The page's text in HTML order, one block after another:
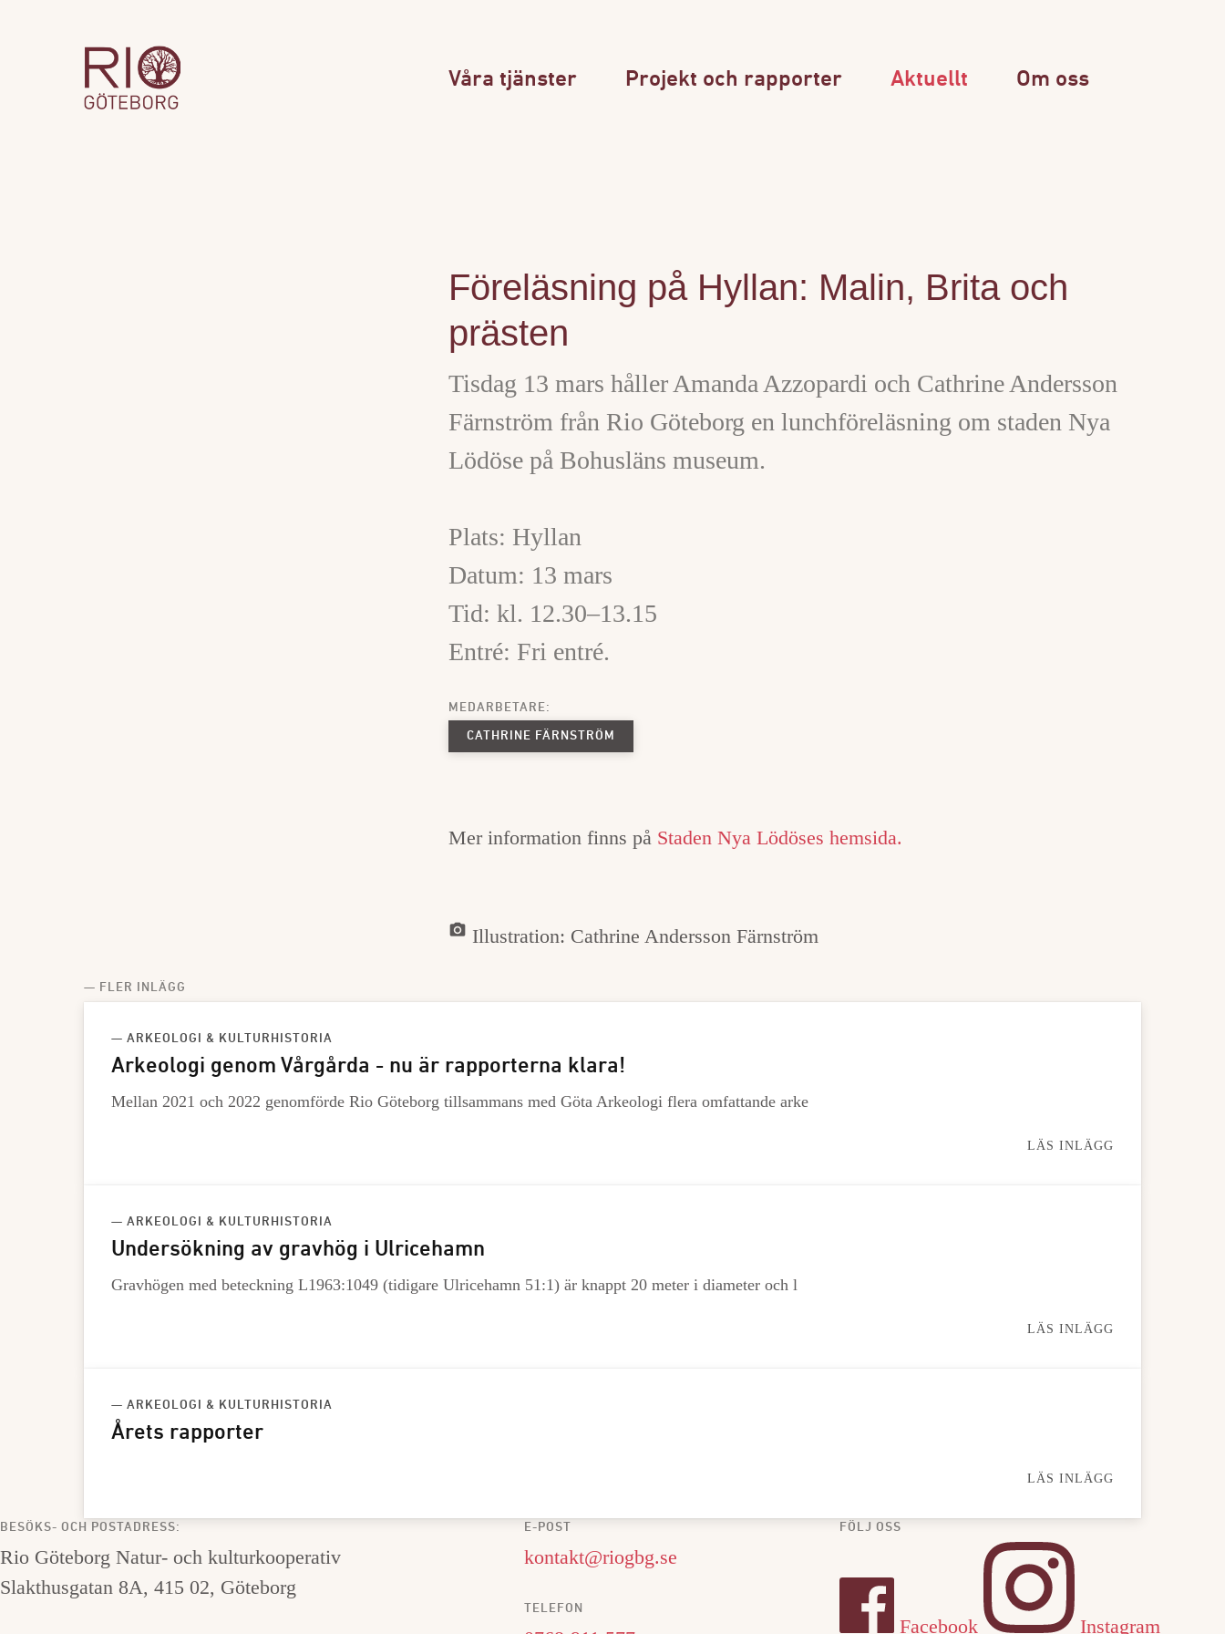
Våra tjänster Projekt och rapporter Aktuellt Om oss
Föreläsning på Hyllan: Malin, Brita och
prästen
Tisdag 13 mars håller Amanda Azzopardi och Cathrine Andersson
Färnström från Rio Göteborg en lunchföreläsning om staden Nya
Lödöse på Bohusläns museum.
Plats: Hyllan
Datum: 13 mars
Tid: kl. 12.30–13.15
Entré: Fri entré.
MEDARBETARE:
CATHRINE FÄRNSTRÖM
Mer information finns på Staden Nya Lödöses hemsida.
camera_alt Illustration: Cathrine Andersson Färnström
— FLER INLÄGG
— ARKEOLOGI & KULTURHISTORIA
Arkeologi genom Vårgårda - nu är rapporterna klara!
Mellan 2021 och 2022 genomförde Rio Göteborg tillsammans med Göta Arkeologi flera omfattande arke
LÄS INLÄGG
— ARKEOLOGI & KULTURHISTORIA
Undersökning av gravhög i Ulricehamn
Gravhögen med beteckning L1963:1049 (tidigare Ulricehamn 51:1) är knappt 20 meter i diameter och l
LÄS INLÄGG
— ARKEOLOGI & KULTURHISTORIA
Årets rapporter
LÄS INLÄGG
BESÖKS- OCH POSTADRESS:
Rio Göteborg Natur- och kulturkooperativ
Slakthusgatan 8A, 415 02, Göteborg
E-POST
kontakt@riogbg.se
TELEFON
FÖLJ OSS
Facebook Instagram